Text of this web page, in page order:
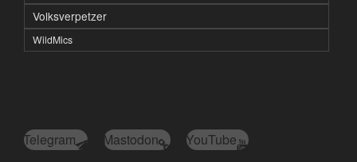
Volksverpetzer
WildMics
Telegram Mastodon YouTube